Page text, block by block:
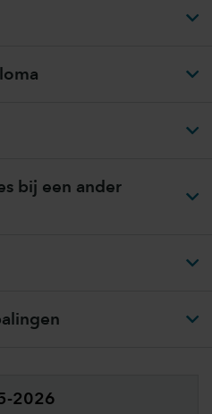
bij een ander
2026